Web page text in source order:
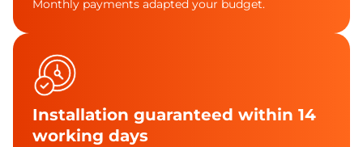
Monthly payments adapted your budget.
Installation guaranteed within 14
working days